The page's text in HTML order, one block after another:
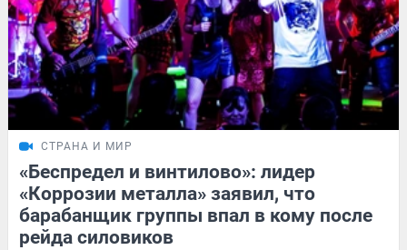
СТРАНА И МИР
«Беспредел и винтилово»: лидер
«Коррозии металла» заявил, что
барабанщик группы впал в кому после
рейда силовиков